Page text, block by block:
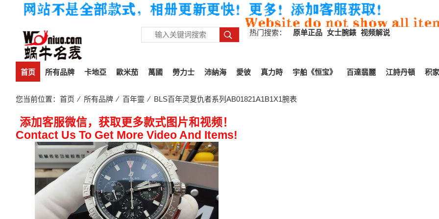
热门搜索： 原单正品 女士腕錶 视频解说
首页 所有品牌 卡地亞 歐米茄 萬國 勞力士 沛納海 愛彼 真力時 宇舶《恒宝》 百達翡麗 江詩丹頓 积家
您当前位置： 首页 ⁄ 所有品牌 ⁄ 百年靈 ⁄ BLS百年灵复仇者系列AB01821A1B1X1腕表
添加客服微信，获取更多款式图片和视频！
Contact Us To Get More Video And Items!